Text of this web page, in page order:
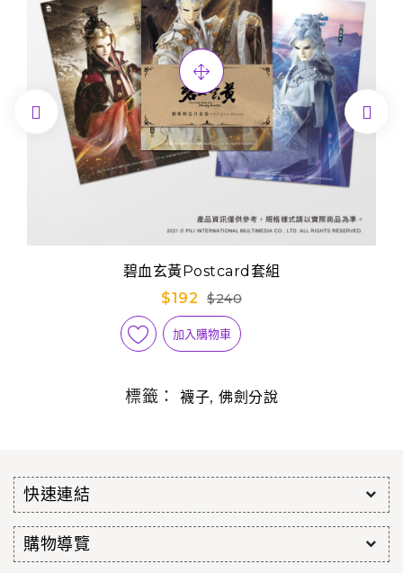
碧血玄黃Postcard套組
$192
$240
加入購物車
 
標籤： 襪子, 佛劍分說
快速連結
購物導覽